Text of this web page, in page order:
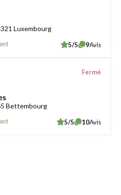
Luxembourg
5/5 9Avis
Bettembourg
Fermé
5/5 10Avis